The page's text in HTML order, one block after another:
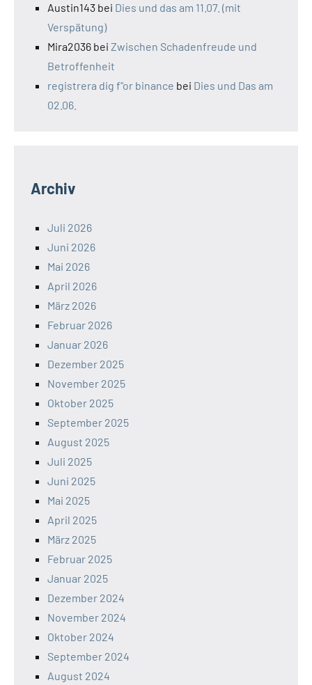
Austin143 bei Dies und das am 11.07. (mit
Verspätung)
Mira2036 bei Zwischen Schadenfreude und
Betroffenheit
registrera dig f"or binance bei Dies und Das am
02.06.
Archiv
Juli 2026
Juni 2026
Mai 2026
April 2026
März 2026
Februar 2026
Januar 2026
Dezember 2025
November 2025
Oktober 2025
September 2025
August 2025
Juli 2025
Juni 2025
Mai 2025
April 2025
März 2025
Februar 2025
Januar 2025
Dezember 2024
November 2024
Oktober 2024
September 2024
August 2024